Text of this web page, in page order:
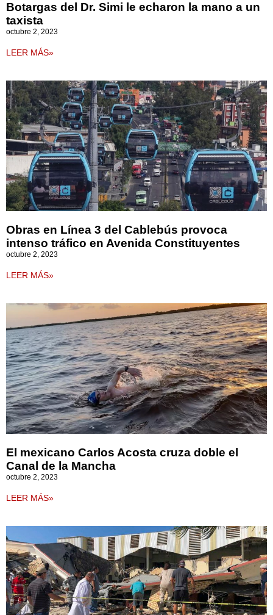
Botargas del Dr. Simi le echaron la mano a un
taxista
octubre 2, 2023
LEER MÁS»
Obras en Línea 3 del Cablebús provoca
intenso tráfico en Avenida Constituyentes
octubre 2, 2023
LEER MÁS»
El mexicano Carlos Acosta cruza doble el
Canal de la Mancha
octubre 2, 2023
LEER MÁS»